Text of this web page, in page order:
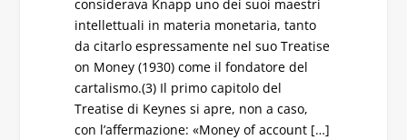
considerava Knapp uno dei suoi maestri
intellettuali in materia monetaria, tanto
da citarlo espressamente nel suo Treatise
on Money (1930) come il fondatore del
cartalismo.(3) Il primo capitolo del
Treatise di Keynes si apre, non a caso,
con l’affermazione: «Money of account […]